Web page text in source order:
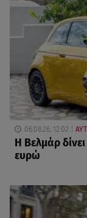
06.08.26, 12:02
Η Βελμάρ
ευρώ